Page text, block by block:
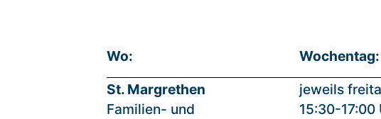
Wo: Wochentag:
St. Margrethen
Familien- und
jeweils
15:30-17:00